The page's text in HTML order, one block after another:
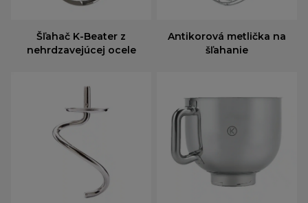
Šľahač K-Beater z
nehrdzavejúcej ocele
Antikorová metlička na
šľahanie